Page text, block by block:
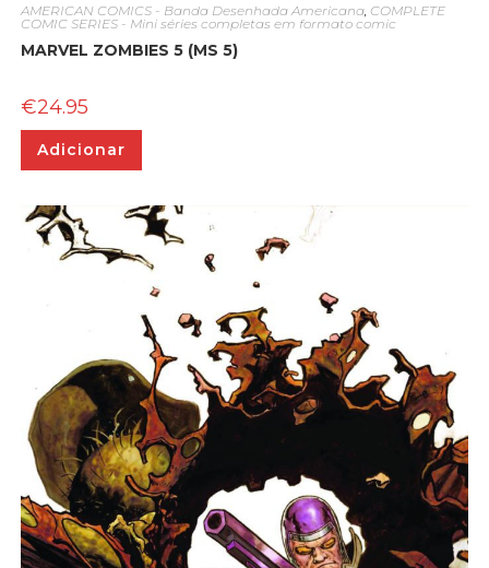
AMERICAN COMICS - Banda Desenhada Americana, COMPLETE
COMIC SERIES - Mini séries completas em formato comic
MARVEL ZOMBIES 5 (MS 5)
€24.95
Adicionar